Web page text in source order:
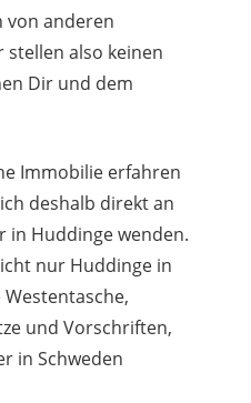
von anderen
stellen also keinen
Dir und dem
Immobilie erfahren
deshalb direkt an
in Huddinge wenden.
nur Huddinge in
und Vorschriften,
in Schweden